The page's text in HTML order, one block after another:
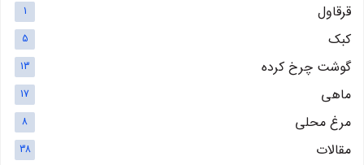
قرقاول 1
کبک 5
گوشت چرخ کرده 13
ماهی 17
مرغ محلی 8
مقالات 38